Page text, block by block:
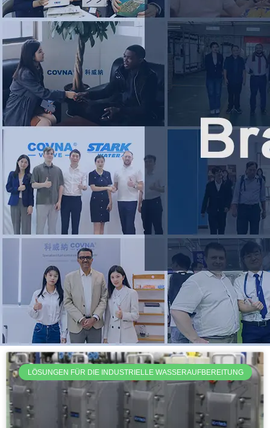
LÖSUNGEN FÜR DIE INDUSTRIELLE WASSERAUFBEREITUNG